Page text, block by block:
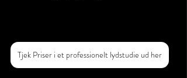
Tjek Priser i et professionelt lydstudie ud her